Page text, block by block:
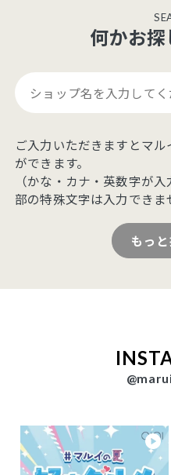
何かお探
ご入力いただきますとマ
ができます。
（かな・カナ・英数字が
部の特殊文字は入力できま
もっ